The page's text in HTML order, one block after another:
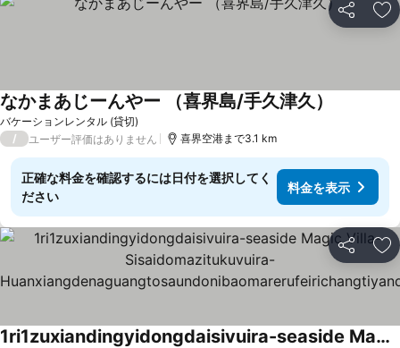
シェア お
バケーションレンタル (貸切)
なかまあじーんやー （喜界島/手久津久）
/ ユーザー評価はありません 喜界空港まで3.1 km
正確な料金を確認するには日付を選択してく
ださい
料金を表示
シェア お
1ri1zuxiandingyidongdaisivuira-seaside Magic Villa- Sisaidomazitukuvuira- Huanxiangdenaguangtosaundonibaomarerufeirichangtiyandaiqiesu